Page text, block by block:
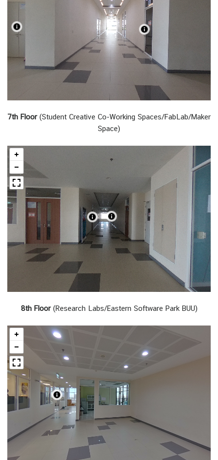
7th Floor(Student Creative Co-Working Spaces/FabLab/Maker
Space)
8th Floor(Research Labs/Eastern Software Park BUU)